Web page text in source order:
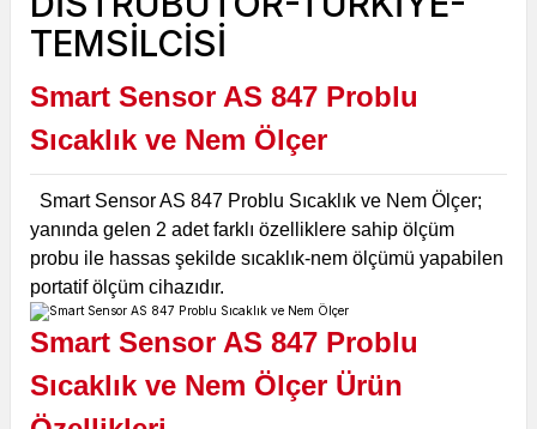
Smart Sensor AS 847 Problu
Sıcaklık ve Nem Ölçer
Smart Sensor AS 847 Problu Sıcaklık ve Nem Ölçer;
yanında gelen 2 adet farklı özelliklere sahip ölçüm
probu ile hassas şekilde sıcaklık-nem ölçümü yapabilen
portatif ölçüm cihazıdır.
Smart Sensor AS 847 Problu
Sıcaklık ve Nem Ölçer Ürün